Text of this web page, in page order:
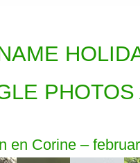
en Corine –